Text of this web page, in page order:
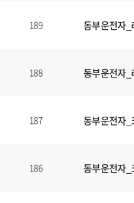
189 동부운전자
188 동부운전자
187 동부운전자
186 동부운전자